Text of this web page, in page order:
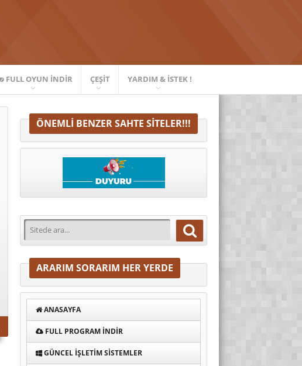
FULL OYUN İNDIR ÇEŞIT YARDIM & İSTEK !
ÖNEMLI BENZER SAHTE SITELER!!!
ARARIM SORARIM HER YERDE
ANASAYFA
FULL PROGRAM INDIR
GÜNCEL İŞLETIM SISTEMLER